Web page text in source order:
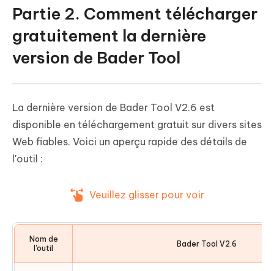
Partie 2. Comment télécharger
gratuitement la dernière
version de Bader Tool
La dernière version de Bader Tool V2.6 est
disponible en téléchargement gratuit sur divers sites
Web fiables. Voici un aperçu rapide des détails de
l'outil :
Veuillez glisser pour voir
Nom de
l'outil
Bader Tool V2.6